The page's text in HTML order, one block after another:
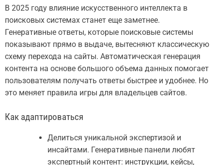
В 2025 году влияние искусственного интеллекта в
поисковых системах станет еще заметнее.
Генеративные ответы, которые поисковые системы
показывают прямо в выдаче, вытесняют классическую
схему перехода на сайты. Автоматическая генерация
контента на основе большого объема данных помогает
пользователям получать ответы быстрее и удобнее. Но
это меняет правила игры для владельцев сайтов.
Как адаптироваться
Делиться уникальной экспертизой и
инсайтами. Генеративные панели любят
экспертный контент: инструкции, кейсы,